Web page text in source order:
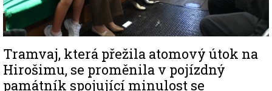
Tramvaj, která přežila atomový útok na
Hirošimu, se proměnila v pojízdný
památník spojující minulost se